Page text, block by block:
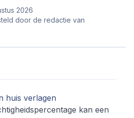
2026·
door de redactie van
huis verlagen
kan een